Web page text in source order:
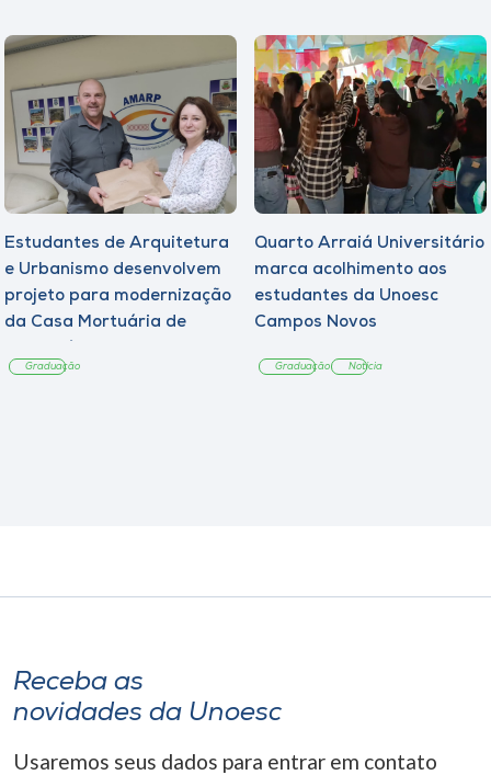
Estudantes de Arquitetura
e Urbanismo desenvolvem
projeto para modernização
da Casa Mortuária de
Graduação
Quarto Arraiá Universitário
marca acolhimento aos
estudantes da Unoesc
Campos Novos
Graduação Notícia
Receba as
novidades da Unoesc
Usaremos seus dados para entrar em contato